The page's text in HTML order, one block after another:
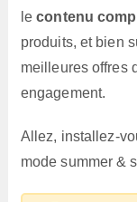
lecontenu
produits, et bien
meilleures offres
engagement.
Allez, installez-
mode summer &